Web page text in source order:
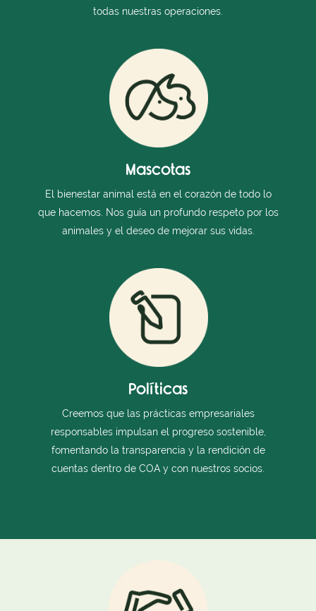
todas nuestras operaciones.
Mascotas
El bienestar animal está en el corazón de todo lo
que hacemos. Nos guía un profundo respeto por los
animales y el deseo de mejorar sus vidas.
Políticas
Creemos que las prácticas empresariales
responsables impulsan el progreso sostenible,
fomentando la transparencia y la rendición de
cuentas dentro de COA y con nuestros socios.